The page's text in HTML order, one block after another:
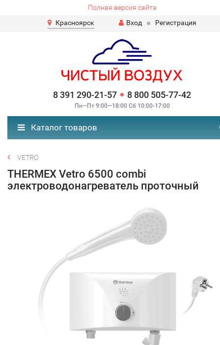
Полная версия сайта
Красноярск
Вход Регистрация
8 391 290-21-57 8 800 505-77-42
Пн—Пт 9:00—18:00 Сб 10:00-17:00
Каталог товаров
VETRO
THERMEX Vetro 6500 combi
электроводонагреватель проточный